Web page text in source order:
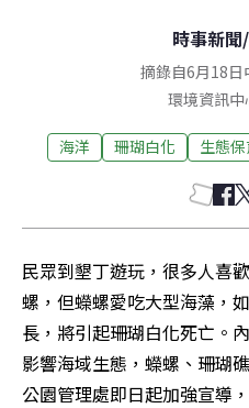
時事新聞/
摘錄自6月18日
環境資訊中
海洋 珊瑚白化 生態
民眾到墾丁遊玩，很多人喜
螺，但蠑螺愛吃大型海藻，
長，將引起珊瑚白化死亡。
影響海域生態，蠑螺、珊瑚
公園管理處即日起加強宣導